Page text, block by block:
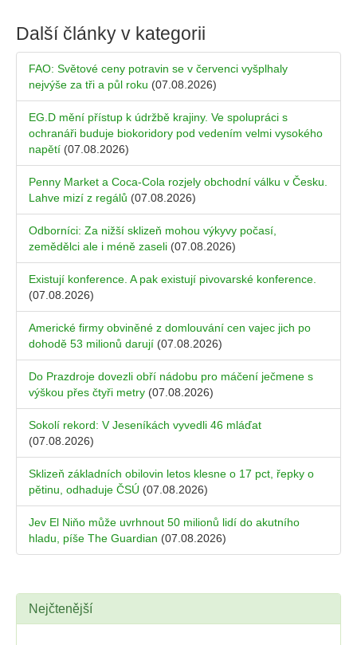
Další články v kategorii
FAO: Světové ceny potravin se v červenci vyšplhaly
nejvýše za tři a půl roku (07.08.2026)
EG.D mění přístup k údržbě krajiny. Ve spolupráci s
ochranáři buduje biokoridory pod vedením velmi vysokého
napětí (07.08.2026)
Penny Market a Coca-Cola rozjely obchodní válku v Česku.
Lahve mizí z regálů (07.08.2026)
Odborníci: Za nižší sklizeň mohou výkyvy počasí,
zemědělci ale i méně zaseli (07.08.2026)
Existují konference. A pak existují pivovarské konference.
(07.08.2026)
Americké firmy obviněné z domlouvání cen vajec jich po
dohodě 53 milionů darují (07.08.2026)
Do Prazdroje dovezli obří nádobu pro máčení ječmene s
výškou přes čtyři metry (07.08.2026)
Sokolí rekord: V Jeseníkách vyvedli 46 mláďat
(07.08.2026)
Sklizeň základních obilovin letos klesne o 17 pct, řepky o
pětinu, odhaduje ČSÚ (07.08.2026)
Jev El Niňo může uvrhnout 50 milionů lidí do akutního
hladu, píše The Guardian (07.08.2026)
Nejčtenější